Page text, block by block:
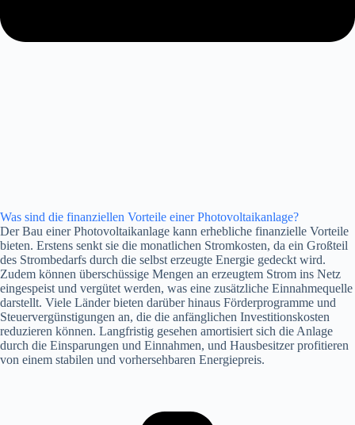
Was sind die finanziellen Vorteile einer Photovoltaikanlage?
Der Bau einer Photovoltaikanlage kann erhebliche finanzielle Vorteile
bieten. Erstens senkt sie die monatlichen Stromkosten, da ein Großteil
des Strombedarfs durch die selbst erzeugte Energie gedeckt wird.
Zudem können überschüssige Mengen an erzeugtem Strom ins Netz
eingespeist und vergütet werden, was eine zusätzliche Einnahmequelle
darstellt. Viele Länder bieten darüber hinaus Förderprogramme und
Steuervergünstigungen an, die die anfänglichen Investitionskosten
reduzieren können. Langfristig gesehen amortisiert sich die Anlage
durch die Einsparungen und Einnahmen, und Hausbesitzer profitieren
von einem stabilen und vorhersehbaren Energiepreis.